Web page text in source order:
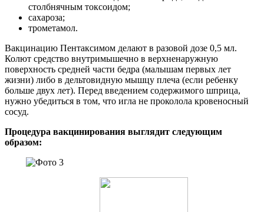
столбнячным токсоидом;
сахароза;
трометамол.
Вакцинацию Пентаксимом делают в разовой дозе 0,5 мл.
Колют средство внутримышечно в верхненаружную
поверхность средней части бедра (малышам первых лет
жизни) либо в дельтовидную мышцу плеча (если ребенку
больше двух лет). Перед введением содержимого шприца,
нужно убедиться в том, что игла не проколола кровеносный
сосуд.
Процедура вакцинирования выглядит следующим
образом: